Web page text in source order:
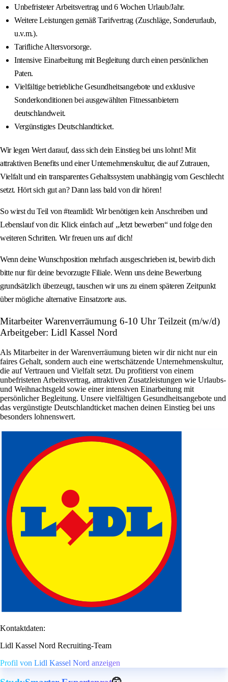
Unbefristeter Arbeitsvertrag und 6 Wochen Urlaub/Jahr.
Weitere Leistungen gemäß Tarifvertrag (Zuschläge, Sonderurlaub,
u.v.m.).
Tarifliche Altersvorsorge.
Intensive Einarbeitung mit Begleitung durch einen persönlichen
Paten.
Vielfältige betriebliche Gesundheitsangebote und exklusive
Sonderkonditionen bei ausgewählten Fitnessanbietern
deutschlandweit.
Vergünstigtes Deutschlandticket.
Wir legen Wert darauf, dass sich dein Einstieg bei uns lohnt! Mit
attraktiven Benefits und einer Unternehmenskultur, die auf Zutrauen,
Vielfalt und ein transparentes Gehaltssystem unabhängig vom Geschlecht
setzt. Hört sich gut an? Dann lass bald von dir hören!
So wirst du Teil von #teamlidl: Wir benötigen kein Anschreiben und
Lebenslauf von dir. Klick einfach auf „Jetzt bewerben“ und folge den
weiteren Schritten. Wir freuen uns auf dich!
Wenn deine Wunschposition mehrfach ausgeschrieben ist, bewirb dich
bitte nur für deine bevorzugte Filiale. Wenn uns deine Bewerbung
grundsätzlich überzeugt, tauschen wir uns zu einem späteren Zeitpunkt
über mögliche alternative Einsatzorte aus.
Mitarbeiter Warenverräumung 6-10 Uhr Teilzeit (m/w/d)
Arbeitgeber: Lidl Kassel Nord
Als Mitarbeiter in der Warenverräumung bieten wir dir nicht nur ein
faires Gehalt, sondern auch eine wertschätzende Unternehmenskultur,
die auf Vertrauen und Vielfalt setzt. Du profitierst von einem
unbefristeten Arbeitsvertrag, attraktiven Zusatzleistungen wie Urlaubs-
und Weihnachtsgeld sowie einer intensiven Einarbeitung mit
persönlicher Begleitung. Unsere vielfältigen Gesundheitsangebote und
das vergünstigte Deutschlandticket machen deinen Einstieg bei uns
besonders lohnenswert.
Kontaktdaten:
Lidl Kassel Nord Recruiting-Team
Profil von Lidl Kassel Nord anzeigen